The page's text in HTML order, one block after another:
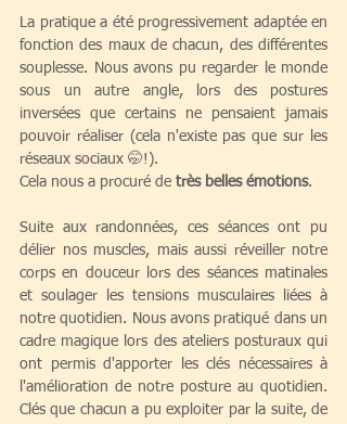
La pratique a été progressivement adaptée en
fonction des maux de chacun, des différentes
souplesse. Nous avons pu regarder le monde
sous un autre angle, lors des postures
inversées que certains ne pensaient jamais
pouvoir réaliser (cela n'existe pas que sur les
réseaux sociaux 🤭!).
Cela nous a procuré de très belles émotions.
Suite aux randonnées, ces séances ont pu
délier nos muscles, mais aussi réveiller notre
corps en douceur lors des séances matinales
et soulager les tensions musculaires liées à
notre quotidien. Nous avons pratiqué dans un
cadre magique lors des ateliers posturaux qui
ont permis d'apporter les clés nécessaires à
l'amélioration de notre posture au quotidien.
Clés que chacun a pu exploiter par la suite, de